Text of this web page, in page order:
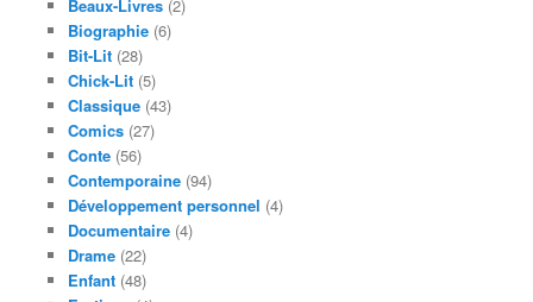
Beaux-Livres(2)
Biographie(6)
Bit-Lit(28)
Chick-Lit(5)
Classique(43)
Comics(27)
Conte(56)
Contemporaine(94)
Développement personnel (4)
Documentaire(4)
Drame(22)
Enfant(48)